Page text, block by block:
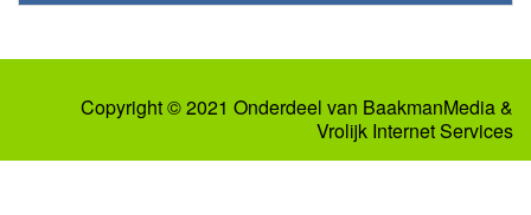
Copyright © 2021 Onderdeel van BaakmanMedia&
Vrolijk Internet Services